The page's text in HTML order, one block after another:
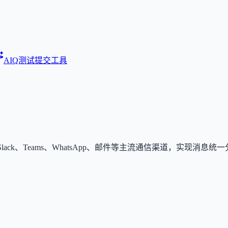
AIQ测试提交工具
、Teams、WhatsApp、邮件等主流通信渠道，实现消息统一